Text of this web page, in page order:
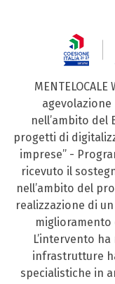
nell’ambito del
progetti di
imprese” -
ricevuto il
nell’ambito del
realizzazione di
miglioramento
L’intervento
infrastrutture
specialistiche in